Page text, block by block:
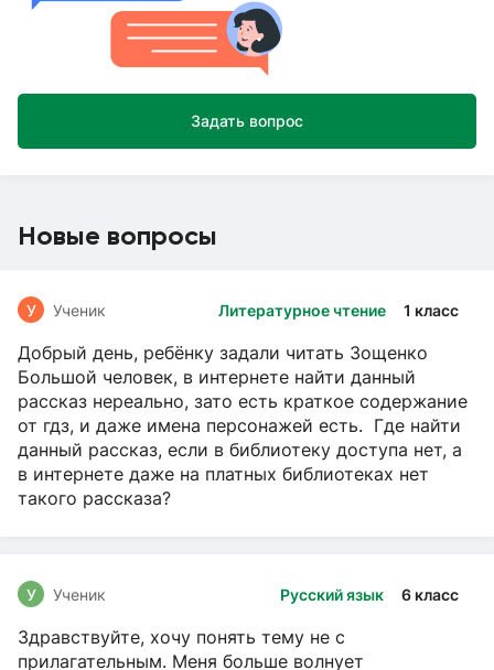
Задать вопрос
Новые вопросы
Литературное чтение 1 класс
У Ученик
Добрый день, ребёнку задали читать Зощенко
Большой человек, в интернете найти данный
рассказ нереально, зато есть краткое содержание
от гдз, и даже имена персонажей есть. Где найти
данный рассказ, если в библиотеку доступа нет, а
в интернете даже на платных библиотеках нет
такого рассказа?
Русский язык 6 класс
У Ученик
Здравствуйте, хочу понять тему не с
прилагательным. Меня больше волнует